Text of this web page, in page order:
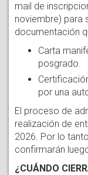
mail de
noviembre) para
documentación
Carta
posgrado.
por una
El proceso de
realización de
2026. Por lo
confirmarán
¿CUÁNDO